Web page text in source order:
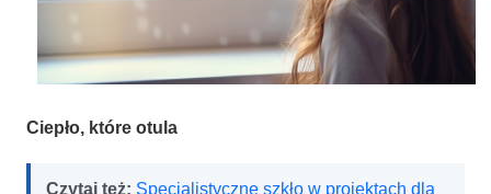
Ciepło, które otula
Czytaj też: Specjalistyczne szkło w projektach dla